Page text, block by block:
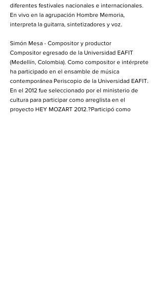
diferentes festivales nacionales e internacionales.
En vivo en la agrupación Hombre Memoria,
interpreta la guitarra, sintetizadores y voz.
Simón Mesa - Compositor y productor
Compositor egresado de la Universidad EAFIT
(Medellín, Colombia). Como compositor e intérprete
ha participado en el ensamble de música
contemporánea Periscopio de la Universidad EAFIT.
En el 2012 fue seleccionado por el ministerio de
cultura para participar como arreglista en el
proyecto HEY MOZART 2012.?Participó como